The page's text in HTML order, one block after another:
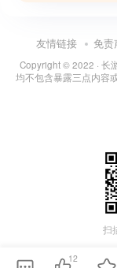
友情链接 免责
Copyright © 2022 · 长
均不包含暴露三点内容
扫
12